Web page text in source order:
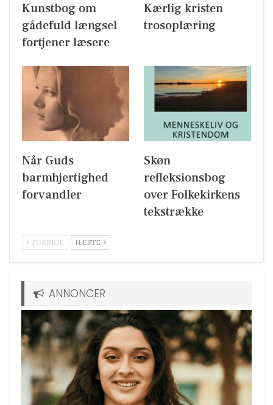
Kunstbog om
gådefuld længsel
fortjener læsere
Kærlig kristen
trosoplæring
Når Guds
barmhjertighed
forvandler
Skøn
refleksionsbog
over Folkekirkens
tekstrække
FORRIGE NÆSTE
ANNONCER